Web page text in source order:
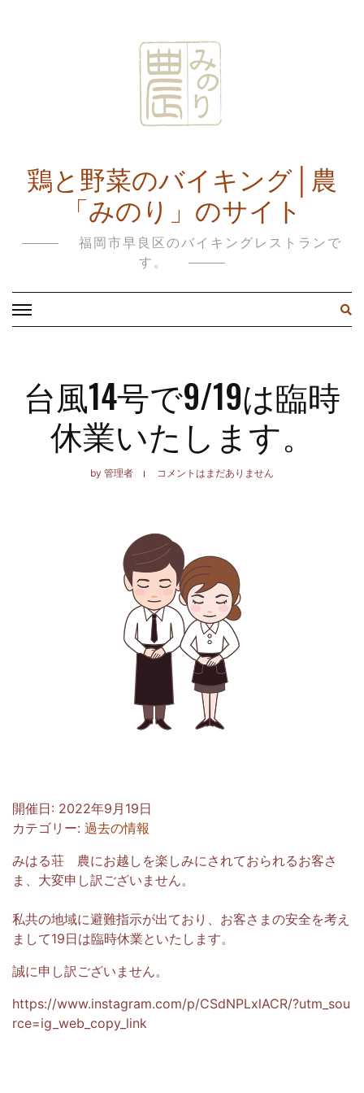
鶏と野菜のバイキング│農
「みのり」のサイト
福岡市早良区のバイキングレストランで
す。
台風14号で9/19は臨時
休業いたします。
by 管理者 コメントはまだありません
開催日: 2022年9月19日
カテゴリー: 過去の情報
みはる荘 農にお越しを楽しみにされておられるお客さ
ま、大変申し訳ございません。
私共の地域に避難指示が出ており、お客さまの安全を考え
まして19日は臨時休業といたします。
誠に申し訳ございません。
https://www.instagram.com/p/CSdNPLxlACR/?utm_sou
rce=ig_web_copy_link